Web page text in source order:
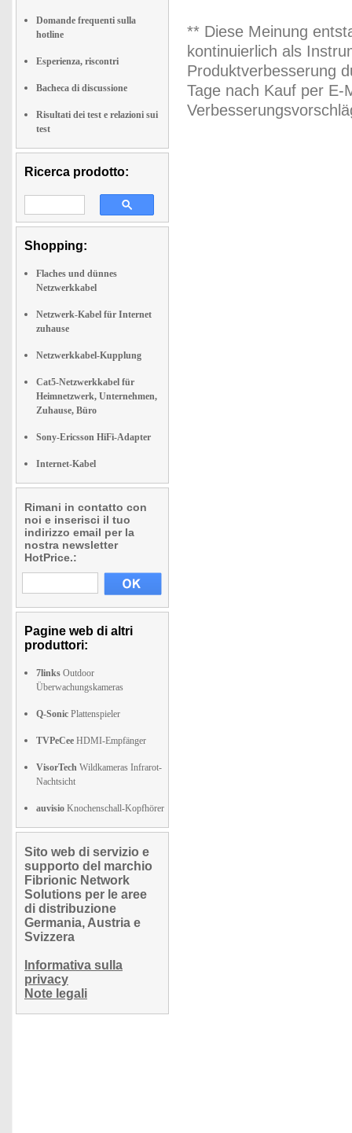
Domande frequenti sulla
hotline
Esperienza, riscontri
Bacheca di discussione
Risultati dei test e relazioni sui
test
Ricerca prodotto:
Shopping:
Flaches und dünnes
Netzwerkkabel
Netzwerk-Kabel für Internet
zuhause
Netzwerkkabel-Kupplung
Cat5-Netzwerkkabel für
Heimnetzwerk, Unternehmen,
Zuhause, Büro
Sony-Ericsson HiFi-Adapter
Internet-Kabel
Rimani in contatto con
noi e inserisci il tuo
indirizzo email per la
nostra newsletter
HotPrice.:
Pagine web di altri
produttori:
7links Outdoor
Überwachungskameras
Q-Sonic Plattenspieler
TVPeCee HDMI-Empfänger
VisorTech Wildkameras Infrarot-
Nachtsicht
auvisio Knochenschall-Kopfhörer
Sito web di servizio e
supporto del marchio
Fibrionic Network
Solutions per le aree
di distribuzione
Germania, Austria e
Svizzera
Informativa sulla
privacy
Note legali
** Diese Meinung
kontinuierlich als
Produktverbesserung
Tage nach Kauf per E-